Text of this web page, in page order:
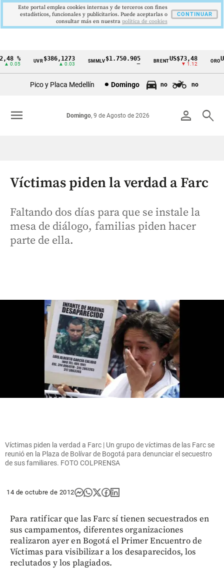
Cintillo
Colombia
%
0.05
UVR$386,1273
▲ 0.03
SMMLV$1.750.905 BRENTUS$73,48
▼ 1.12
ORO
Pico y Placa Medellín Domingo no no
person search
Domingo, 9 de Agosto de 2026
menu
Víctimas piden la verdad a Farc
Faltando dos días para que se instale la
mesa de diálogo, familias piden hacer
parte de ella.
Víctimas piden la verdad a Farc | Un grupo de víctimas de las Farc se
reunió en la Plaza de Bolívar de Bogotá para denunciar el secuestro
de sus familiares. FOTO COLPRENSA
14 de octubre de 2012
Para ratificar que las Farc sí tienen secuestrados en
sus campamentos, diferentes organizaciones
realizaron ayer en Bogotá el Primer Encuentro de
Víctimas para visibilizar a los desaparecidos, los
reclutados y los plagiados.
Este portal emplea cookies internas y de terceros con fines
estadísticos, funcionales y publicitarios. Puede aceptarlas o
consultar más en nuestra politica de cookies
CONTINUAR